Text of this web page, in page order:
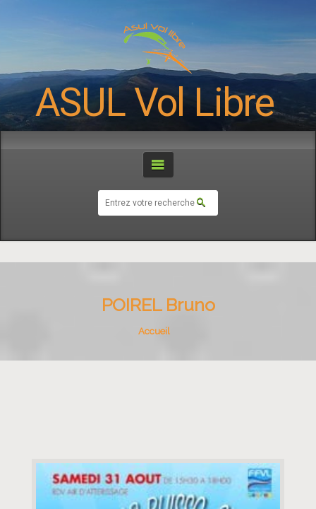
ASUL Vol Libre
POIREL Bruno
Accueil